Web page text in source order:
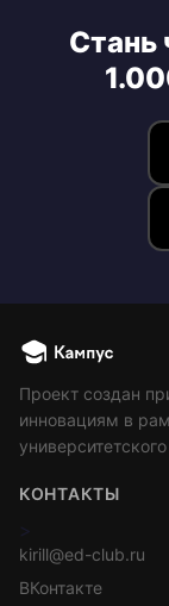
Стань
Проект создан
инновациям в
КОНТАКТЫ
>
kirill@ed-club.ru
ВКонтакте